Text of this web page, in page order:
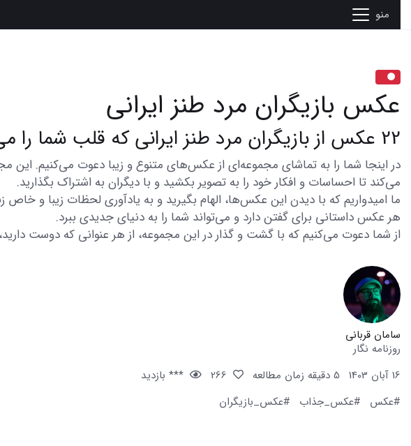
منو
عکس بازیگران مرد طنز ایرانی
22 عکس از بازیگران مرد طنز ایرانی که قلب شما را می‌برد
می‌کند تا احساسات و افکار خود را به تصویر بکشید و با دیگران به اشتراک بگذارید.
ما امیدواریم که با دیدن این عکس‌ها، الهام بگیرید و به یادآوری لحظات زیبا و خاص
هر عکس داستانی برای گفتن دارد و می‌تواند شما را به دنیای جدیدی ببرد.
از شما دعوت می‌کنیم که با گشت و گذار در این مجموعه، از هر عنوانی که دوست
سامان قربانی
روزنامه نگار
16 آبان 1403
5 دقیقه زمان مطالعه
*** بازدید
#عکس
#عکس_جذاب #عکس_بازیگران